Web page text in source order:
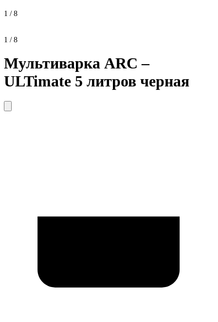
1 / 8
1 / 8
Мультиварка ARC –
ULTimate 5 литров черная